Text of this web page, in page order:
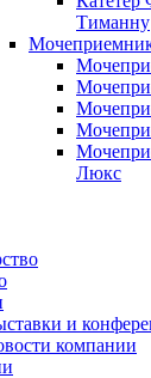
Тиманну
Люкс
и
компании